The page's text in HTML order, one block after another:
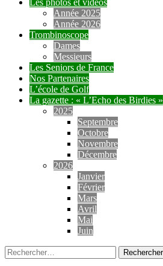
Les photos et videos
Année 2025
Année 2026
Trombinoscope
Dames
Messieurs
Les Seniors de France
Nos Partenaires
L’école de Golf
La gazette : « L’Echo des Birdies »
2025
Septembre
Octobre
Novembre
Décembre
2026
Janvier
Février
Mars
Avril
Mai
Juin